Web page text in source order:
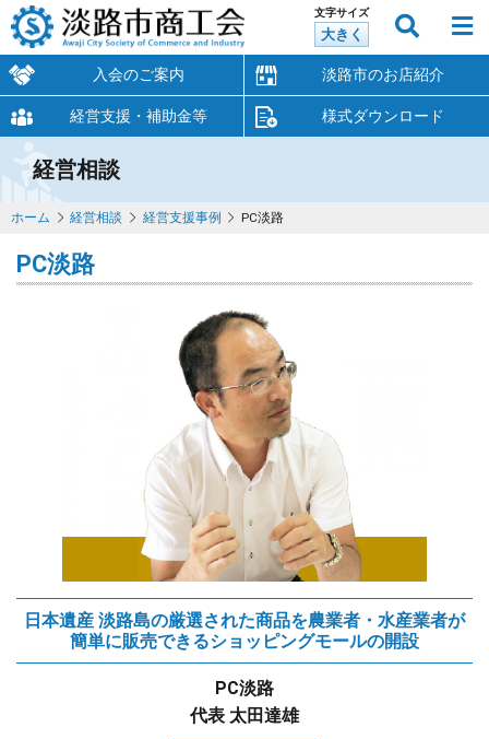
文字サイズ
大きく
入会のご案内 淡路市のお店紹介
経営支援・補助金等 様式ダウンロード
経営相談
ホーム 経営相談 経営支援事例 PC淡路
PC淡路
日本遺産 淡路島の厳選された商品を農業者・水産業者が
簡単に販売できるショッピングモールの開設
PC淡路
代表 太田達雄